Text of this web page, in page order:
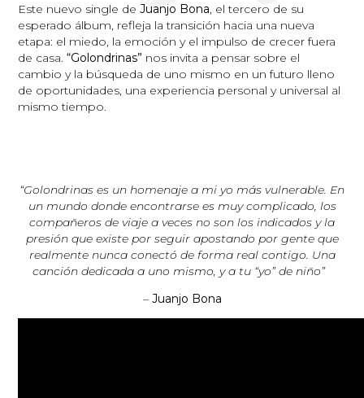
Este nuevo single deJuanjo Bona , el tercero de su
esperado álbum, refleja la transición hacia una nueva
etapa: el miedo, la emoción y el impulso de crecer fuera
de casa.“Golondrinas” nos invita a pensar sobre el
cambio y la búsqueda de uno mismo en un futuro lleno
de oportunidades, una experiencia personal y universal al
mismo tiempo.
“Golondrinas es un homenaje a mi yo más vulnerable. En
un mundo donde encontrarse es muy complicado, los
compañeros de viaje a veces no son los indicados y la
presión que existe por seguir apostando por gente que
realmente nunca conectó de forma real contigo. Una
canción dedicada a uno mismo, y a tu “yo” de niño”
–Juanjo Bona